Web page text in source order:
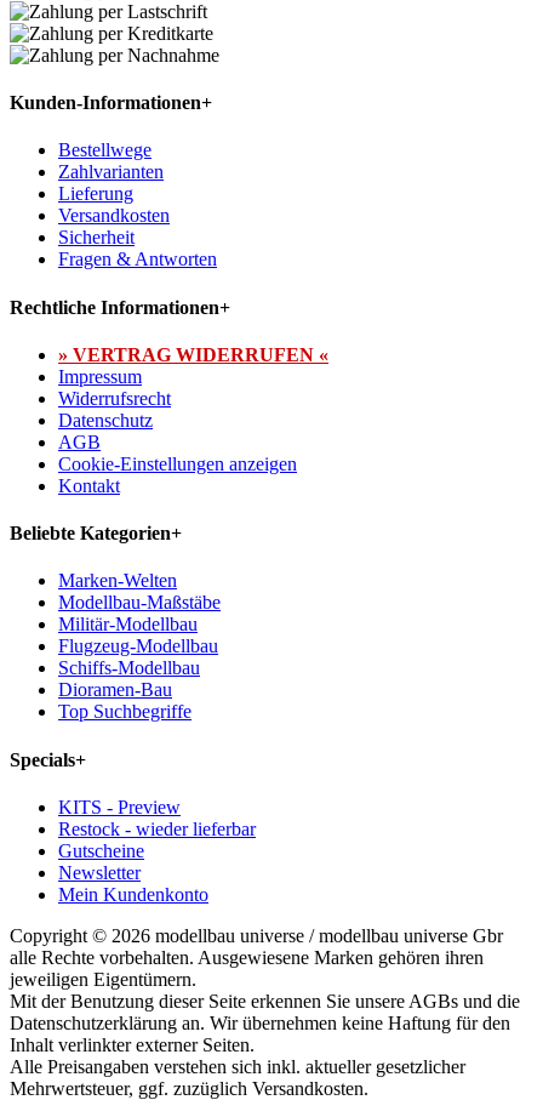
Kunden-Informationen+
Bestellwege
Zahlvarianten
Lieferung
Versandkosten
Sicherheit
Fragen & Antworten
Rechtliche Informationen+
» VERTRAG WIDERRUFEN «
Impressum
Widerrufsrecht
Datenschutz
AGB
Cookie-Einstellungen anzeigen
Kontakt
Beliebte Kategorien+
Marken-Welten
Modellbau-Maßstäbe
Militär-Modellbau
Flugzeug-Modellbau
Schiffs-Modellbau
Dioramen-Bau
Top Suchbegriffe
Specials+
KITS - Preview
Restock - wieder lieferbar
Gutscheine
Newsletter
Mein Kundenkonto
Copyright © 2026 modellbau universe / modellbau universe Gbr
alle Rechte vorbehalten. Ausgewiesene Marken gehören ihren
jeweiligen Eigentümern.
Mit der Benutzung dieser Seite erkennen Sie unsere AGBs und die
Datenschutzerklärung an. Wir übernehmen keine Haftung für den
Inhalt verlinkter externer Seiten.
Alle Preisangaben verstehen sich inkl. aktueller gesetzlicher
Mehrwertsteuer, ggf. zuzüglich Versandkosten.